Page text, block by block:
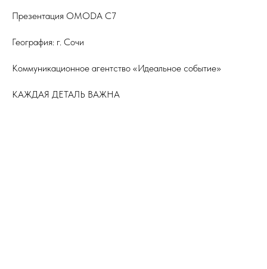
Презентация ОMODA C7
География: г. Сочи
Коммуникационное агентство «Идеальное событие»
КАЖДАЯ ДЕТАЛЬ ВАЖНА